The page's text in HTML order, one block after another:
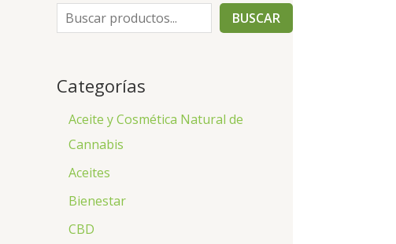
BUSCAR
Categorías
Aceite y Cosmética Natural de
Cannabis
Aceites
Bienestar
CBD